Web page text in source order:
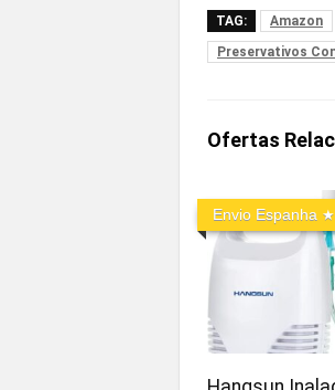
TAG: Amazon
Preservativos
Ofertas
Envio Espanha